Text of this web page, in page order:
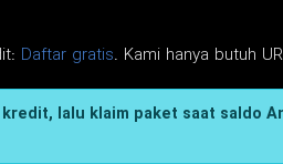
Daftar gratis. Kami hanya butuh
lalu klaim paket saat saldo